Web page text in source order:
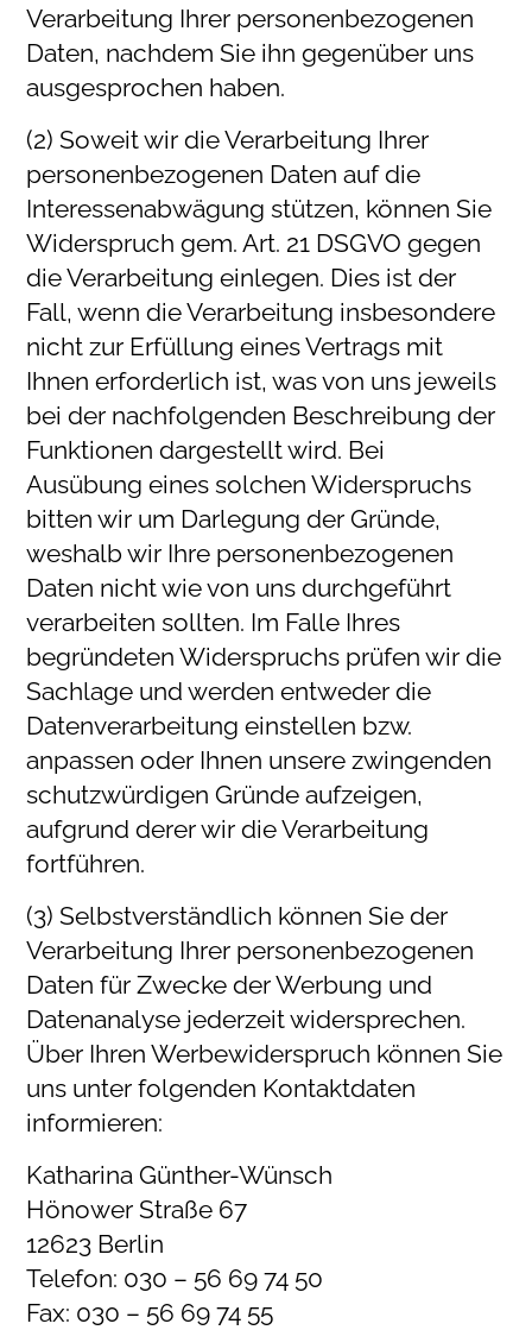
Verarbeitung Ihrer personenbezogenen
Daten, nachdem Sie ihn gegenüber uns
ausgesprochen haben.
(2) Soweit wir die Verarbeitung Ihrer
personenbezogenen Daten auf die
Interessenabwägung stützen, können Sie
Widerspruch gem. Art. 21 DSGVO gegen
die Verarbeitung einlegen. Dies ist der
Fall, wenn die Verarbeitung insbesondere
nicht zur Erfüllung eines Vertrags mit
Ihnen erforderlich ist, was von uns jeweils
bei der nachfolgenden Beschreibung der
Funktionen dargestellt wird. Bei
Ausübung eines solchen Widerspruchs
bitten wir um Darlegung der Gründe,
weshalb wir Ihre personenbezogenen
Daten nicht wie von uns durchgeführt
verarbeiten sollten. Im Falle Ihres
begründeten Widerspruchs prüfen wir die
Sachlage und werden entweder die
Datenverarbeitung einstellen bzw.
anpassen oder Ihnen unsere zwingenden
schutzwürdigen Gründe aufzeigen,
aufgrund derer wir die Verarbeitung
fortführen.
(3) Selbstverständlich können Sie der
Verarbeitung Ihrer personenbezogenen
Daten für Zwecke der Werbung und
Datenanalyse jederzeit widersprechen.
Über Ihren Werbewiderspruch können Sie
uns unter folgenden Kontaktdaten
informieren:
Katharina Günther-Wünsch
Hönower Straße 67
12623 Berlin
Telefon: 030 – 56 69 74 50
Fax: 030 – 56 69 74 55